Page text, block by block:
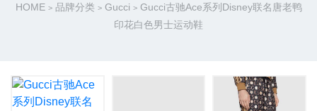
HOME > 品牌分类 > Gucci > Gucci古驰Ace系列Disney联名唐老鸭
印花白色男士运动鞋